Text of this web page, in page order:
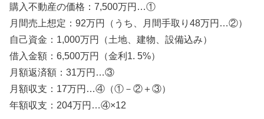
購入不動産の価格：7,500万円…①
月間売上想定：92万円（うち、月間手取り48万円…②）
自己資金：1,000万円（土地、建物、設備込み）
借入金額：6,500万円（金利1. 5%）
月額返済額：31万円…③
月額収支：17万円…④（①－②＋③）
年額収支：204万円…④×12